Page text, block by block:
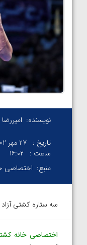
نویسنده:
تاریخ : 27 مهر 1402
ساعت :
۱۶:۰۲
منبع: اختصاصی
سه ستاره کشتی آزاد
اختصاصی خانه